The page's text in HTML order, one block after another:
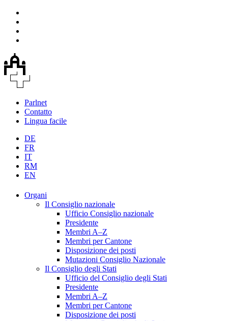
Parlnet
Contatto
Lingua facile
DE
FR
IT
RM
EN
Organi
Il Consiglio nazionale
Ufficio Consiglio nazionale
Presidente
Membri A–Z
Membri per Cantone
Disposizione dei posti
Mutazioni Consiglio Nazionale
Il Consiglio degli Stati
Ufficio del Consiglio degli Stati
Presidente
Membri A–Z
Membri per Cantone
Disposizione dei posti